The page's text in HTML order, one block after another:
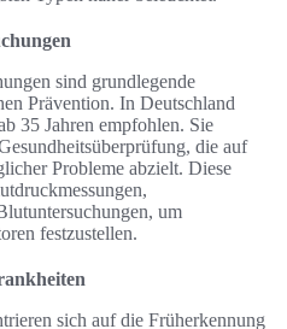
sind grundlegende
Prävention. In Deutschland
35 Jahren empfohlen. Sie
die auf
Probleme abzielt. Diese
um
festzustellen.
sich auf die Früherkennung